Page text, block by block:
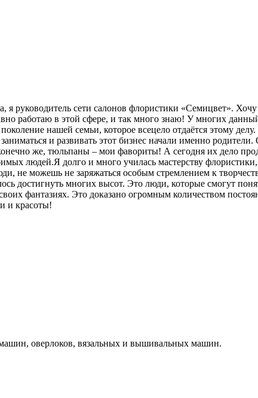
я руководитель сети салонов флористики «Семицвет».
работаю в этой сфере, и так много знаю! У многих
нашей семьи, которое всецело отдаётся этому
и развивать этот бизнес начали именно
же, тюльпаны – мои фавориты! А сегодня их дело
людей.Я долго и много училась мастерству
не можешь не заряжаться особым стремлением к
достигнуть многих высот. Это люди, которые смогут
фантазиях. Это доказано огромным количеством
и красоты!
оверлоков, вязальных и вышивальных машин.